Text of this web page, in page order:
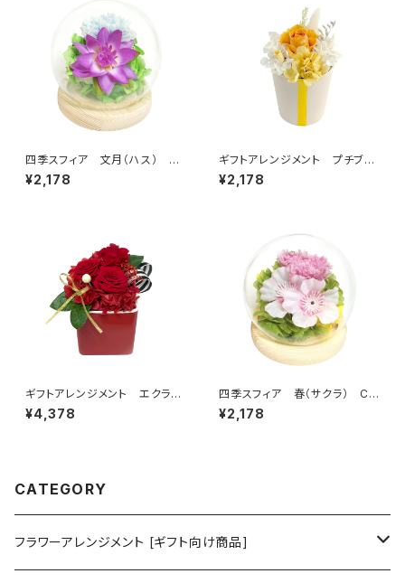
四季スフィア 文月（ハス） C3
8307
¥2,178
ギフトアレンジメント プチブー
ケ オレンジ HB34935
¥2,178
ギフトアレンジメント エクラ
ン レッド HB34610
¥4,378
四季スフィア 春（サクラ） C3
8201
¥2,178
CATEGORY
フラワーアレンジメント [ギフト向け商品]